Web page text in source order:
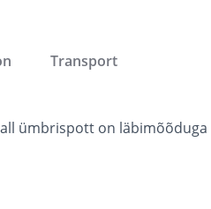
ümbrispott on läbimõõduga
Transport